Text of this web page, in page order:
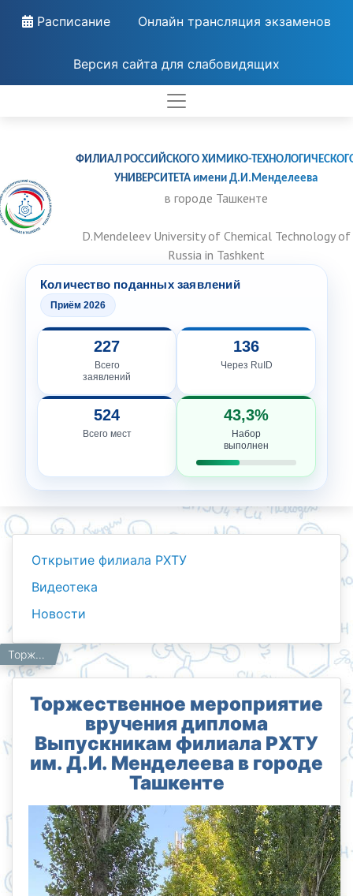
Расписание Онлайн трансляция экзаменов
Версия сайта для слабовидящих
ФИЛИАЛ РОССИЙСКОГО ХИМИКО-
УНИВЕРСИТЕТА имени Д.И.Менделеева
в городе Ташкенте
D.Mendeleev University of Chemical Technology of
Russia in Tashkent
Количество поданных заявлений
Приём 2026
227
Всего
заявлений
136
Через RuID
524
Всего мест
43,3%
Набор
выполнен
Открытие филиала РХТУ
Видеотека
Новости
Главная
Работникам
НовостиТоржественное мероприятие вручения диплома Выпускникам филиала РХТУ им. Д.И. Менделеева в городе Ташкенте
Торжественное мероприятие
вручения диплома
Выпускникам филиала РХТУ
им. Д.И. Менделеева в городе
Ташкенте